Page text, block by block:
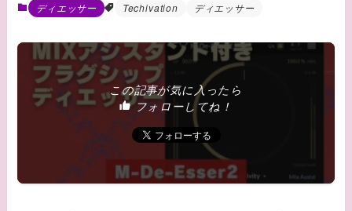
ディエッサー Techivation ディエッサー
この記事が気に入ったら
フォローしてね！